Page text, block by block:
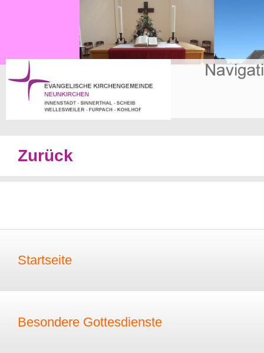
Zurück
Startseite
Besondere Gottesdienste